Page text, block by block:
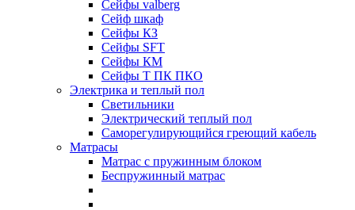
Сейфы valberg
Сейф шкаф
Сейфы КЗ
Сейфы SFT
Сейфы КМ
Сейфы Т ПК ПКО
Электрика и теплый пол
Светильники
Электрический теплый пол
Саморегулирующийся греющий кабель
Матрасы
Матрас с пружинным блоком
Беспружинный матрас